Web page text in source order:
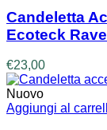
pagina
del
a
Candeletta
Ecoteck
€23,00
Nuovo
Aggiungi al